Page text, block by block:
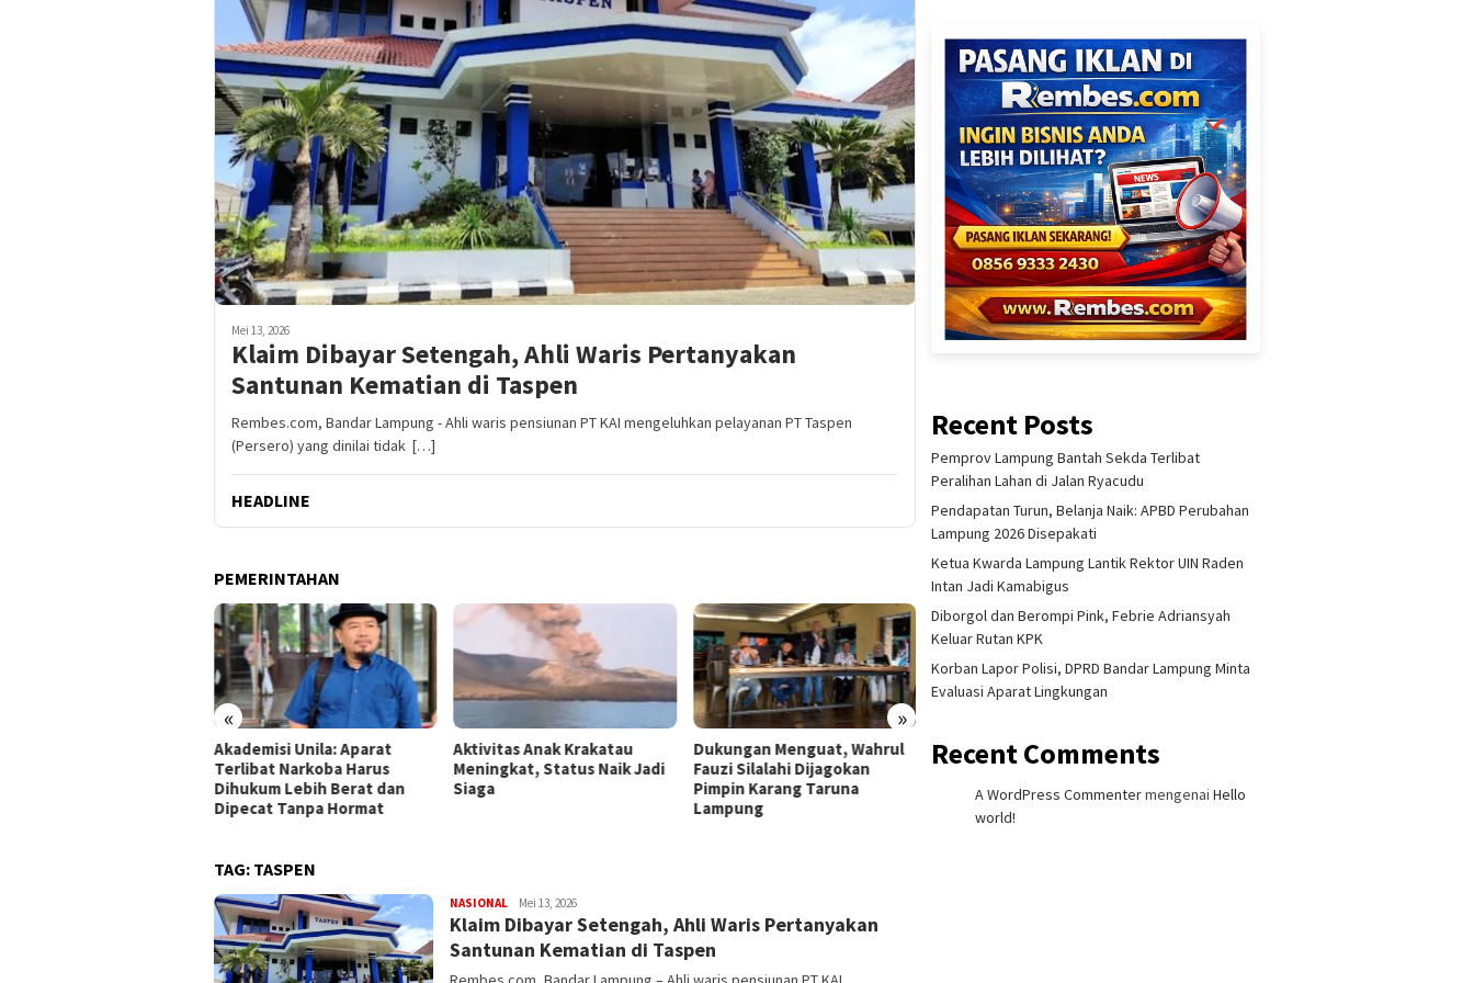
Mei 13, 2026
Klaim Dibayar Setengah, Ahli Waris Pertanyakan
Santunan Kematian di Taspen
Rembes.com, Bandar Lampung - Ahli waris pensiunan PT KAI mengeluhkan pelayanan PT Taspen
(Persero) yang dinilai tidak […]
HEADLINE
PEMERINTAHAN
« »
Akademisi Unila: Aparat
Terlibat Narkoba Harus
Dihukum Lebih Berat dan
Dipecat Tanpa Hormat
Aktivitas Anak Krakatau
Meningkat, Status Naik Jadi
Siaga
Dukungan Menguat, Wahrul
Fauzi Silalahi Dijagokan
Pimpin Karang Taruna
Lampung
Lansia Singapura Ditemukan
Selamat di Kalianda,
Penjemputan Keluarga
Dijadwalkan Besok
TAG: TASPEN
NASIONAL redaksi
rembes
Mei 13, 2026
Klaim Dibayar Setengah, Ahli Waris Pertanyakan
Santunan Kematian di Taspen
Recent Posts
Pemprov Lampung Bantah Sekda Terlibat
Peralihan Lahan di Jalan Ryacudu
Pendapatan Turun, Belanja Naik: APBD Perubahan
Lampung 2026 Disepakati
Ketua Kwarda Lampung Lantik Rektor UIN Raden
Intan Jadi Kamabigus
Diborgol dan Berompi Pink, Febrie Adriansyah
Keluar Rutan KPK
Korban Lapor Polisi, DPRD Bandar Lampung Minta
Evaluasi Aparat Lingkungan
Recent Comments
A WordPress CommentermengenaiHello
world!